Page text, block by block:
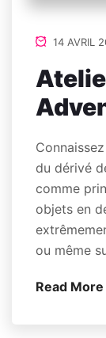
14 AVRIL
du dérivé
comme
objets en
ou même
Read More